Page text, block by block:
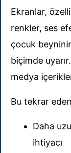
Ekranlar,
renkler, ses
çocuk
biçimde
medya
Bu tekrar
Daha
ihtiyacı